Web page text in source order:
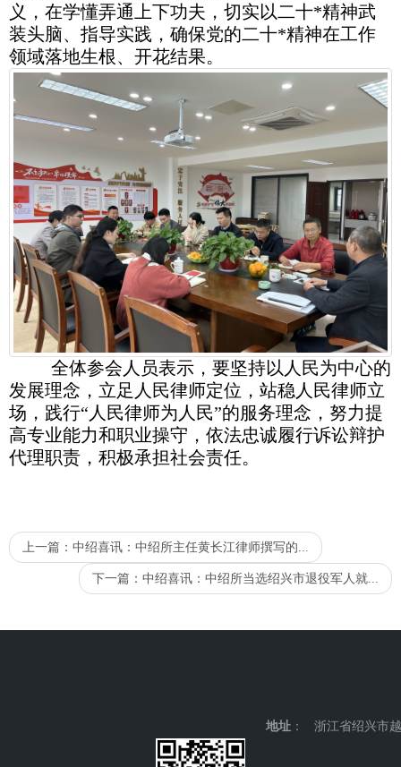
义，在学懂弄通上下功夫，切实以二十*精神武
装头脑、指导实践，确保党的二十*精神在工作
领域落地生根、开花结果。
全体参会人员表示，要坚持以人民为中心的
发展理念，立足人民律师定位，站稳人民律师立
场，践行“人民律师为人民”的服务理念，努力提
高专业能力和职业操守，依法忠诚履行诉讼辩护
代理职责，积极承担社会责任。
上一篇： 中绍喜讯：中绍所主任黄长江律师撰写的...
下一篇： 中绍喜讯：中绍所当选绍兴市退役军人就...
地址 ： 浙江省绍兴市